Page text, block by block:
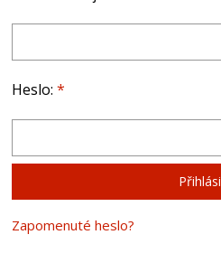
Heslo: *
Zapomenuté heslo?